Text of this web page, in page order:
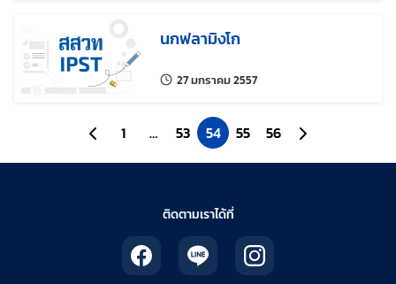
นกฟลามิงโก
27 มกราคม 2557แก้ไขล่าสุดเมื่อ:
ไปยังหน้าก่อนหน้า
1 … 53 54 55 56 ไปยังหน้าถัดไป
ติดตามเราได้ที่